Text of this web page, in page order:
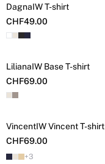
DagnaIW T-shirt
CHF49.00
LilianaIW Base T-shirt
CHF69.00
VincentIW Vincent T-shirt
CHF69.00
+3